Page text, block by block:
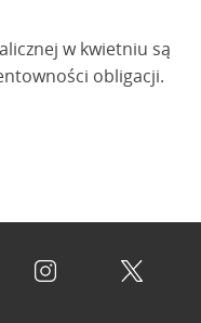
w kwietniu są
obligacji.